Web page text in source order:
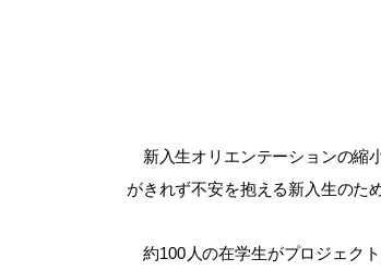
新入生オリエンテーションの縮
がきれず不安を抱える新入生のた
約100人の在学生がプロジェク